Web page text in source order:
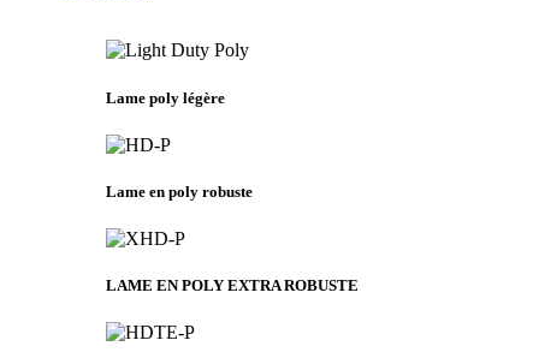
Lame poly légère
Lame en poly robuste
LAME EN POLY EXTRA ROBUSTE